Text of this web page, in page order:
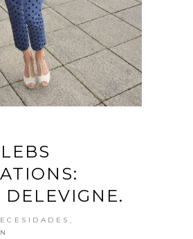
DELEVIGNE.
,